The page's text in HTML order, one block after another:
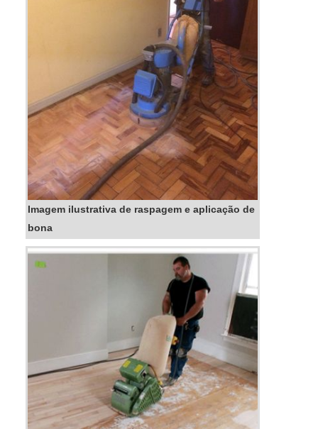
Imagem ilustrativa de raspagem e aplicação de
bona